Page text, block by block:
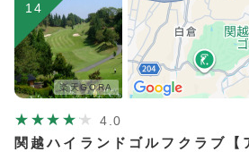
14
楽天GORA
4.0
関越ハイランドゴルフクラブ【